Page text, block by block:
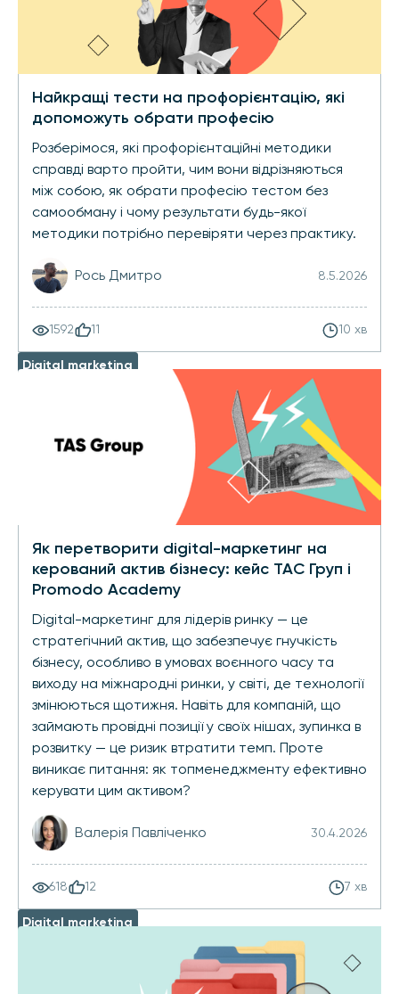
Найкращі тести на профорієнтацію, які
допоможуть обрати професію
Розберімося, які профорієнтаційні методики
справді варто пройти, чим вони відрізняються
між собою, як обрати професію тестом без
самообману і чому результати будь-якої
методики потрібно перевіряти через практику.
Рось Дмитро 8.5.2026
1592 11 10 хв
Digital marketing
Як перетворити digital-маркетинг на
керований актив бізнесу: кейс ТАС Груп і
Promodo Academy
Digital-маркетинг для лідерів ринку — це
стратегічний актив, що забезпечує гнучкість
бізнесу, особливо в умовах воєнного часу та
виходу на міжнародні ринки, у світі, де технології
змінюються щотижня. Навіть для компаній, що
займають провідні позиції у своїх нішах, зупинка в
розвитку — це ризик втратити темп. Проте
виникає питання: як топменеджменту ефективно
керувати цим активом?
Валерія Павліченко 30.4.2026
618 12 7 хв
Digital marketing